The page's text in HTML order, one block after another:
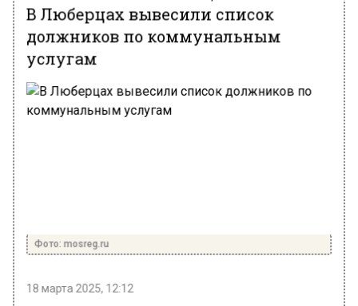
В Люберцах вывесили список
должников по коммунальным
услугам
Фото: mosreg.ru
18 марта 2025, 12:12